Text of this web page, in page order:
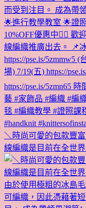
＼時尚可愛的包款豐
線編織是目前在全世